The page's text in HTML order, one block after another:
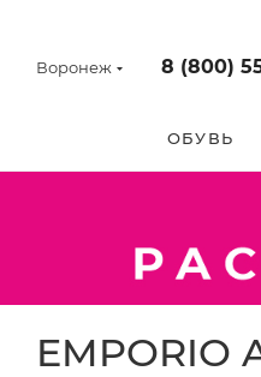
Воронеж 8 (800)
ОБУВЬ
EMPORIO